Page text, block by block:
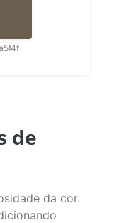
de
da cor.